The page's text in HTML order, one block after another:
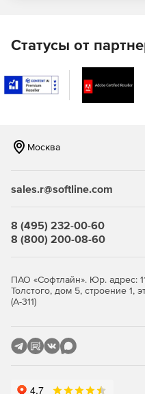
.NET.
Предоставление
задач в области
ПО.
Автоматическое
обнаруженном
снимков экрана к
Обфускация кода:
Статусы от
Москва
sales.r@softline.com
8 (495) 232-00-60
8 (800) 200-08-60
ПАО «Софтлайн». Юр. адрес:
Толстого, дом 5, строение
(А-311)